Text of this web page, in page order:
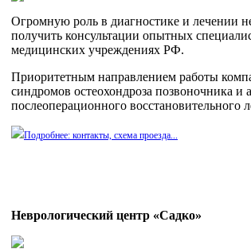
Огромную роль в диагностике и лечении
получить консультации опытных
медицинских учреждениях РФ.
Приоритетным направлением работы
синдромов остеохондроза позвоночника и
послеоперационного восстановительного
Подробнее: контакты, схема проезда...
Неврологический центр «Садко»